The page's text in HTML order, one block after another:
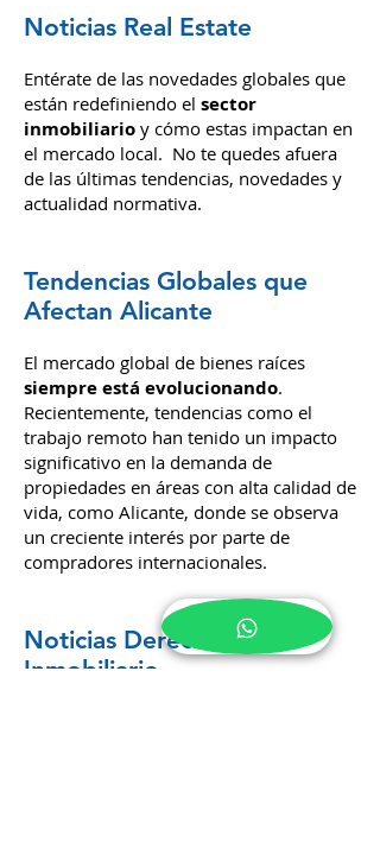
Noticias Real Estate
Entérate de las novedades globales que
están redefiniendo el sector
inmobiliarioy cómo estas impactan en
el mercado local. No te quedes afuera
Afectan Alicante
El mercado global de bienes raíces
siempre está evolucionando.
Recientemente, tendencias como el
trabajo remoto han tenido un impacto
significativo en la demanda de
propiedades en áreas con alta calidad de
vida, como Alicante, donde se observa
un creciente interés por parte de
compradores internacionales.